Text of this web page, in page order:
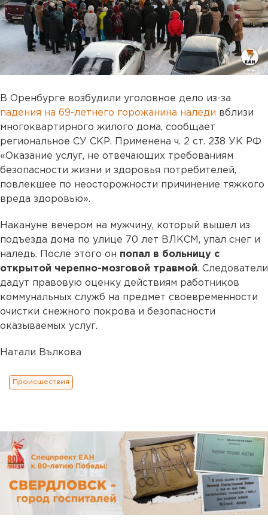
В Оренбурге возбудили уголовное дело из-за
падения на 69-летнего горожанина наледи вблизи
многоквартирного жилого дома, сообщает
региональное СУ СКР. Применена ч. 2 ст. 238 УК РФ
«Оказание услуг, не отвечающих требованиям
безопасности жизни и здоровья потребителей,
повлекшее по неосторожности причинение тяжкого
вреда здоровью».
Накануне вечером на мужчину, который вышел из
подъезда дома по улице 70 лет ВЛКСМ, упал снег и
наледь. После этого он попал в больницу с
открытой черепно-мозговой травмой. Следователи
дадут правовую оценку действиям работников
коммунальных служб на предмет своевременности
очистки снежного покрова и безопасности
оказываемых услуг.
Натали Вълкова
Происшествия